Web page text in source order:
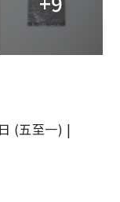
(五至一) |